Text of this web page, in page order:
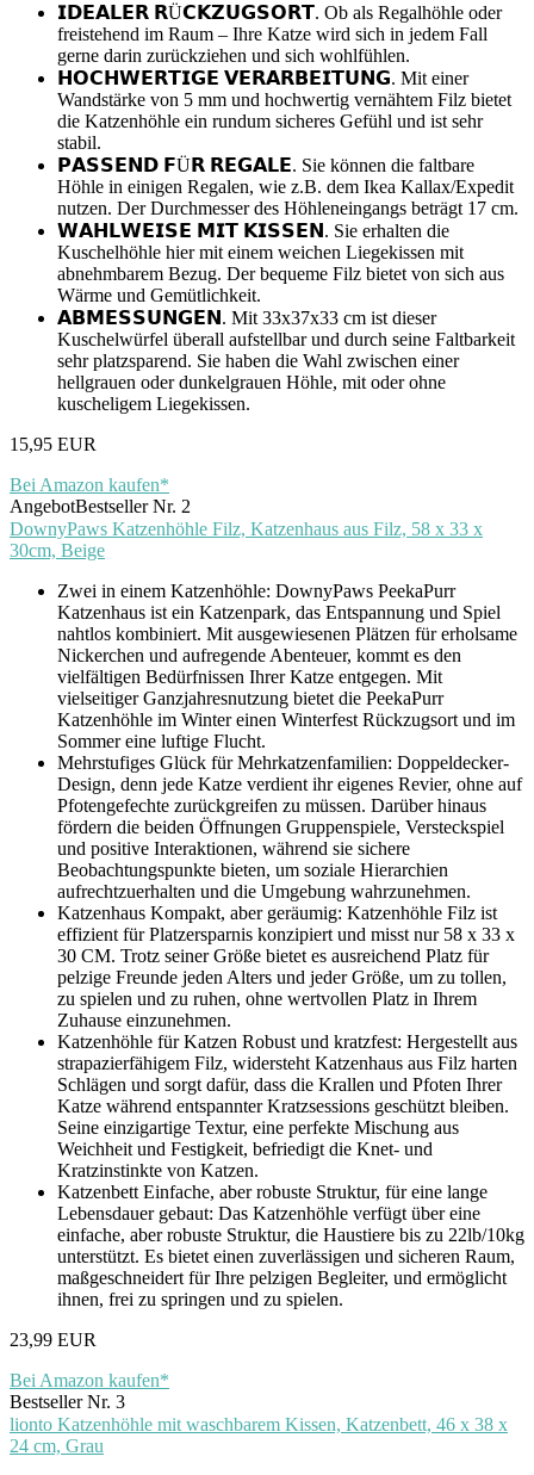
𝗜𝗗𝗘𝗔𝗟𝗘𝗥 𝗥Ü𝗖𝗞𝗭𝗨𝗚𝗦𝗢𝗥𝗧. Ob als Regalhöhle oder
freistehend im Raum – Ihre Katze wird sich in jedem Fall
gerne darin zurückziehen und sich wohlfühlen.
𝗛𝗢𝗖𝗛𝗪𝗘𝗥𝗧𝗜𝗚𝗘 𝗩𝗘𝗥𝗔𝗥𝗕𝗘𝗜𝗧𝗨𝗡𝗚. Mit einer
Wandstärke von 5 mm und hochwertig vernähtem Filz bietet
die Katzenhöhle ein rundum sicheres Gefühl und ist sehr
stabil.
𝗣𝗔𝗦𝗦𝗘𝗡𝗗 𝗙Ü𝗥 𝗥𝗘𝗚𝗔𝗟𝗘. Sie können die faltbare
Höhle in einigen Regalen, wie z.B. dem Ikea Kallax/Expedit
nutzen. Der Durchmesser des Höhleneingangs beträgt 17 cm.
𝗪𝗔𝗛𝗟𝗪𝗘𝗜𝗦𝗘 𝗠𝗜𝗧 𝗞𝗜𝗦𝗦𝗘𝗡. Sie erhalten die
Kuschelhöhle hier mit einem weichen Liegekissen mit
abnehmbarem Bezug. Der bequeme Filz bietet von sich aus
Wärme und Gemütlichkeit.
𝗔𝗕𝗠𝗘𝗦𝗦𝗨𝗡𝗚𝗘𝗡. Mit 33x37x33 cm ist dieser
Kuschelwürfel überall aufstellbar und durch seine Faltbarkeit
sehr platzsparend. Sie haben die Wahl zwischen einer
hellgrauen oder dunkelgrauen Höhle, mit oder ohne
kuscheligem Liegekissen.
15,95 EUR
Bei Amazon kaufen*
AngebotBestseller Nr. 2
DownyPaws Katzenhöhle Filz, Katzenhaus aus Filz, 58 x 33 x
30cm, Beige
Zwei in einem Katzenhöhle: DownyPaws PeekaPurr
Katzenhaus ist ein Katzenpark, das Entspannung und Spiel
nahtlos kombiniert. Mit ausgewiesenen Plätzen für erholsame
Nickerchen und aufregende Abenteuer, kommt es den
vielfältigen Bedürfnissen Ihrer Katze entgegen. Mit
vielseitiger Ganzjahresnutzung bietet die PeekaPurr
Katzenhöhle im Winter einen Winterfest Rückzugsort und im
Sommer eine luftige Flucht.
Mehrstufiges Glück für Mehrkatzenfamilien: Doppeldecker-
Design, denn jede Katze verdient ihr eigenes Revier, ohne auf
Pfotengefechte zurückgreifen zu müssen. Darüber hinaus
fördern die beiden Öffnungen Gruppenspiele, Versteckspiel
und positive Interaktionen, während sie sichere
Beobachtungspunkte bieten, um soziale Hierarchien
aufrechtzuerhalten und die Umgebung wahrzunehmen.
Katzenhaus Kompakt, aber geräumig: Katzenhöhle Filz ist
effizient für Platzersparnis konzipiert und misst nur 58 x 33 x
30 CM. Trotz seiner Größe bietet es ausreichend Platz für
pelzige Freunde jeden Alters und jeder Größe, um zu tollen,
zu spielen und zu ruhen, ohne wertvollen Platz in Ihrem
Zuhause einzunehmen.
Katzenhöhle für Katzen Robust und kratzfest: Hergestellt aus
strapazierfähigem Filz, widersteht Katzenhaus aus Filz harten
Schlägen und sorgt dafür, dass die Krallen und Pfoten Ihrer
Katze während entspannter Kratzsessions geschützt bleiben.
Seine einzigartige Textur, eine perfekte Mischung aus
Weichheit und Festigkeit, befriedigt die Knet- und
Kratzinstinkte von Katzen.
Katzenbett Einfache, aber robuste Struktur, für eine lange
Lebensdauer gebaut: Das Katzenhöhle verfügt über eine
einfache, aber robuste Struktur, die Haustiere bis zu 22lb/10kg
unterstützt. Es bietet einen zuverlässigen und sicheren Raum,
maßgeschneidert für Ihre pelzigen Begleiter, und ermöglicht
ihnen, frei zu springen und zu spielen.
23,99 EUR
Bei Amazon kaufen*
Bestseller Nr. 3
lionto Katzenhöhle mit waschbarem Kissen, Katzenbett, 46 x 38 x
24 cm, Grau